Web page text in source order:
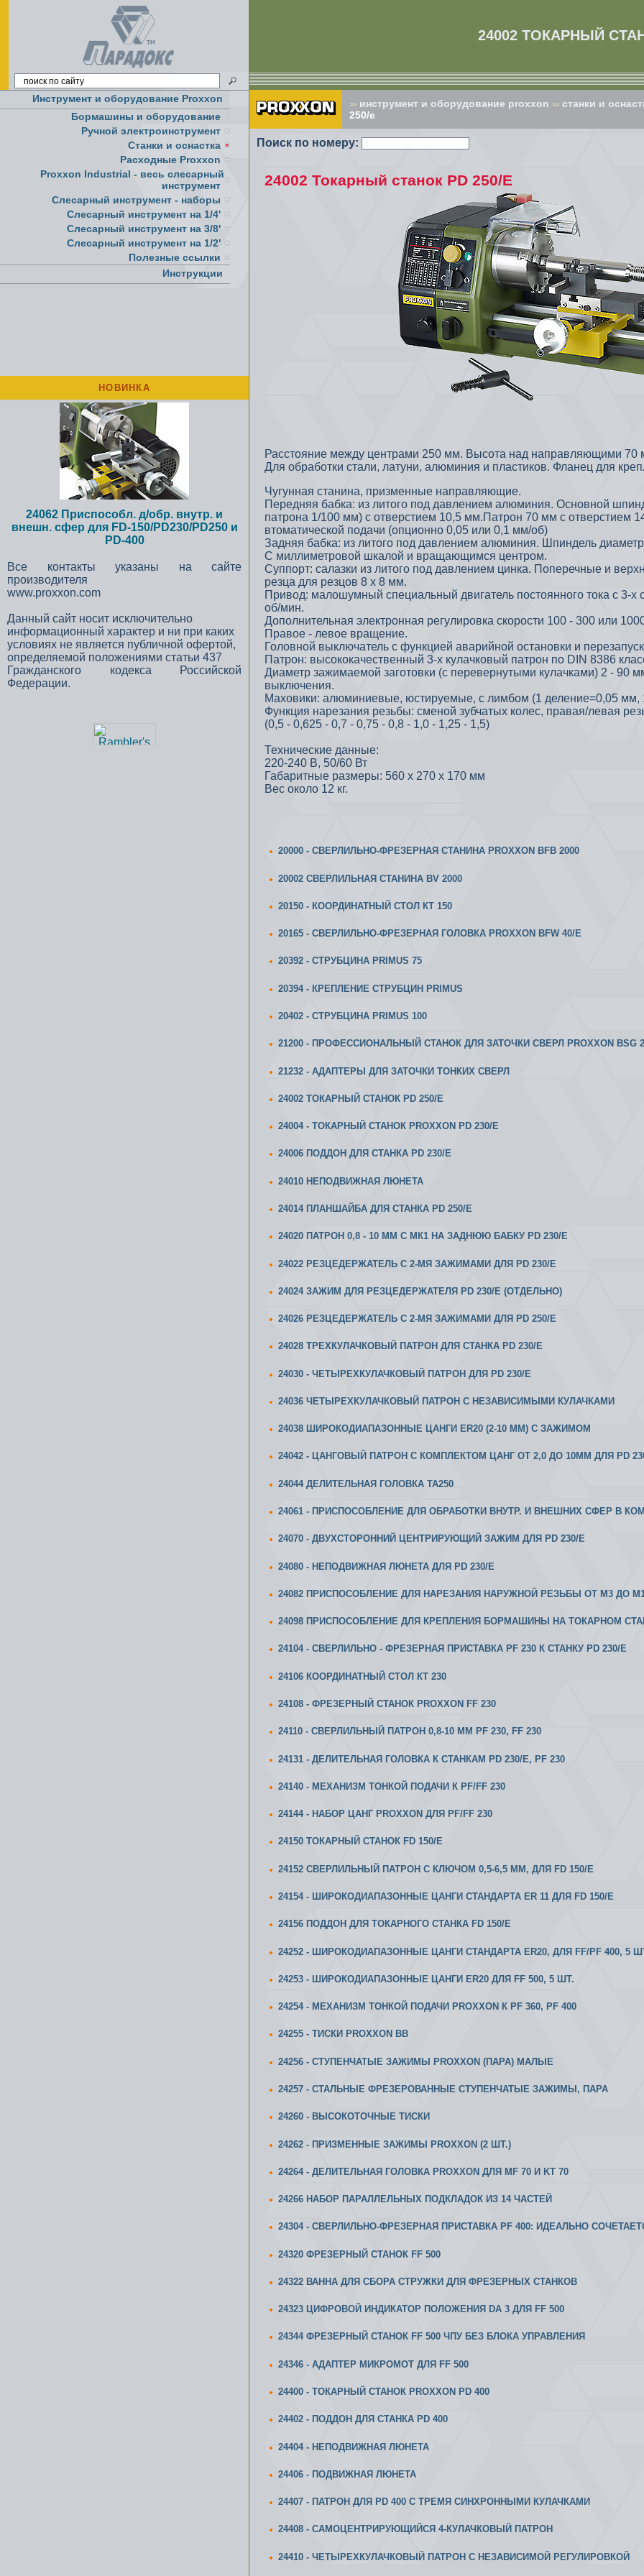
24002 ТОКАРНЫЙ
Инструмент и оборудование Proxxon
Бормашины и оборудование
Ручной электроинструмент
Cтанки и оснастка
Расходные Proxxon
Proxxon Industrial - весь слесарный
инструмент
Слесарный инструмент - наборы
Слесарный инструмент на 1/4'
Слесарный инструмент на 3/8'
Слесарный инструмент на 1/2'
Полезные ссылки
Инструкции
НОВИНКА
24062 Приспособл. д/обр. внутр. и
внешн. сфер для FD-150/PD230/PD250 и
PD-400
Все контакты указаны на сайте
производителя
www.proxxon.com
Данный сайт носит исключительно
информационный характер и ни при каких
условиях не является публичной офертой,
определяемой положениями статьи 437
Гражданского кодекса Российской
Федерации.
>> инструмент и оборудование proxxon >> cтанки и
250/e
Поиск по номеру:
24002 Токарный станок PD 250/E
Расстояние между центрами 250 мм. Высота над направляющими 70
Для обработки стали, латуни, алюминия и пластиков. Фланец для
Чугунная станина, призменные направляющие.
Передняя бабка: из литого под давлением алюминия. Основной
патрона 1/100 мм) с отверстием 10,5 мм.Патрон 70 мм с отверстием
втоматической подачи (опционно 0,05 или 0,1 мм/об)
Задняя бабка: из литого под давлением алюминия. Шпиндель
С миллиметровой шкалой и вращающимся центром.
Суппорт: салазки из литого под давлением цинка. Поперечные и
резца для резцов 8 х 8 мм.
Привод: малошумный специальный двигатель постоянного тока с 3-
об/мин.
Дополнительная электронная регулировка скорости 100 - 300 или
Правое - левое вращение.
Головной выключатель с функцией аварийной остановки и
Патрон: высококачественный 3-х кулачковый патрон по DIN 8386
Диаметр зажимаемой заготовки (с перевернутыми кулачками) 2 - 90
выключения.
Маховики: алюминиевые, юстируемые, с лимбом (1 деление=0,05 мм,
Функция нарезания резьбы: сменой зубчатых колес, правая/левая
(0,5 - 0,625 - 0,7 - 0,75 - 0,8 - 1,0 - 1,25 - 1,5)
Технические данные:
220-240 В, 50/60 Вт
Габаритные размеры: 560 х 270 х 170 мм
Вес около 12 кг.
20000 - СВЕРЛИЛЬНО-ФРЕЗЕРНАЯ СТАНИНА PROXXON BFB 2000
20002 СВЕРЛИЛЬНАЯ СТАНИНА BV 2000
20150 - КООРДИНАТНЫЙ СТОЛ КТ 150
20165 - СВЕРЛИЛЬНО-ФРЕЗЕРНАЯ ГОЛОВКА PROXXON BFW 40/Е
20392 - СТРУБЦИНА PRIMUS 75
20394 - КРЕПЛЕНИЕ СТРУБЦИН PRIMUS
20402 - СТРУБЦИНА PRIMUS 100
21200 - ПРОФЕССИОНАЛЬНЫЙ СТАНОК ДЛЯ ЗАТОЧКИ СВЕРЛ PROXXON BSG
21232 - АДАПТЕРЫ ДЛЯ ЗАТОЧКИ ТОНКИХ СВЕРЛ
24002 ТОКАРНЫЙ СТАНОК PD 250/E
24004 - ТОКАРНЫЙ СТАНОК PROXXON PD 230/Е
24006 ПОДДОН ДЛЯ СТАНКА PD 230/E
24010 НЕПОДВИЖНАЯ ЛЮНЕТА
24014 ПЛАНШАЙБА ДЛЯ СТАНКА PD 250/E
24020 ПАТРОН 0,8 - 10 ММ С МК1 НА ЗАДНЮЮ БАБКУ PD 230/E
24022 РЕЗЦЕДЕРЖАТЕЛЬ С 2-МЯ ЗАЖИМАМИ ДЛЯ PD 230/E
24024 ЗАЖИМ ДЛЯ РЕЗЦЕДЕРЖАТЕЛЯ PD 230/E (ОТДЕЛЬНО)
24026 РЕЗЦЕДЕРЖАТЕЛЬ С 2-МЯ ЗАЖИМАМИ ДЛЯ PD 250/E
24028 ТРЕХКУЛАЧКОВЫЙ ПАТРОН ДЛЯ СТАНКА PD 230/E
24030 - ЧЕТЫРЕХКУЛАЧКОВЫЙ ПАТРОН ДЛЯ PD 230/E
24036 ЧЕТЫРЕХКУЛАЧКОВЫЙ ПАТРОН С НЕЗАВИСИМЫМИ КУЛАЧКАМИ
24038 ШИРОКОДИАПАЗОННЫЕ ЦАНГИ ER20 (2-10 ММ) С ЗАЖИМОМ
24042 - ЦАНГОВЫЙ ПАТРОН С КОМПЛЕКТОМ ЦАНГ ОТ 2,0 ДО 10ММ ДЛЯ PD
24044 ДЕЛИТЕЛЬНАЯ ГОЛОВКА ТА250
24061 - ПРИСПОСОБЛЕНИЕ ДЛЯ ОБРАБОТКИ ВНУТР. И ВНЕШНИХ СФЕР В
24070 - ДВУХСТОРОННИЙ ЦЕНТРИРУЮЩИЙ ЗАЖИМ ДЛЯ PD 230/E
24080 - НЕПОДВИЖНАЯ ЛЮНЕТА ДЛЯ PD 230/E
24082 ПРИСПОСОБЛЕНИЕ ДЛЯ НАРЕЗАНИЯ НАРУЖНОЙ РЕЗЬБЫ ОТ М3 ДО М10
24098 ПРИСПОСОБЛЕНИЕ ДЛЯ КРЕПЛЕНИЯ БОРМАШИНЫ НА ТОКАРНОМ
24104 - СВЕРЛИЛЬНО - ФРЕЗЕРНАЯ ПРИСТАВКА PF 230 К СТАНКУ PD 230/E
24106 КООРДИНАТНЫЙ СТОЛ КТ 230
24108 - ФРЕЗЕРНЫЙ СТАНОК PROXXON FF 230
24110 - СВЕРЛИЛЬНЫЙ ПАТРОН 0,8-10 ММ PF 230, FF 230
24131 - ДЕЛИТЕЛЬНАЯ ГОЛОВКА К СТАНКАМ PD 230/E, PF 230
24140 - МЕХАНИЗМ ТОНКОЙ ПОДАЧИ К РF/FF 230
24144 - НАБОР ЦАНГ PROXXON ДЛЯ PF/FF 230
24150 ТОКАРНЫЙ СТАНОК FD 150/E
24152 СВЕРЛИЛЬНЫЙ ПАТРОН С КЛЮЧОМ 0,5-6,5 ММ, ДЛЯ FD 150/E
24154 - ШИРОКОДИАПАЗОННЫЕ ЦАНГИ СТАНДАРТА ER 11 ДЛЯ FD 150/E
24156 ПОДДОН ДЛЯ ТОКАРНОГО СТАНКА FD 150/E
24252 - ШИРОКОДИАПАЗОННЫЕ ЦАНГИ СТАНДАРТА ER20, ДЛЯ FF/PF 400, 5
24253 - ШИРОКОДИАПАЗОННЫЕ ЦАНГИ ER20 ДЛЯ FF 500, 5 ШТ.
24254 - МЕХАНИЗМ ТОНКОЙ ПОДАЧИ PROXXON К РF 360, PF 400
24255 - ТИСКИ PROXXON ВВ
24256 - СТУПЕНЧАТЫЕ ЗАЖИМЫ PROXXON (ПАРА) МАЛЫЕ
24257 - СТАЛЬНЫЕ ФРЕЗЕРОВАННЫЕ СТУПЕНЧАТЫЕ ЗАЖИМЫ, ПАРА
24260 - ВЫСОКОТОЧНЫЕ ТИСКИ
24262 - ПРИЗМЕННЫЕ ЗАЖИМЫ PROXXON (2 ШТ.)
24264 - ДЕЛИТЕЛЬНАЯ ГОЛОВКА PROXXON ДЛЯ MF 70 И KT 70
24266 НАБОР ПАРАЛЛЕЛЬНЫХ ПОДКЛАДОК ИЗ 14 ЧАСТЕЙ
24304 - СВЕРЛИЛЬНО-ФРЕЗЕРНАЯ ПРИСТАВКА PF 400: ИДЕАЛЬНО
24320 ФРЕЗЕРНЫЙ СТАНОК FF 500
24322 ВАННА ДЛЯ СБОРА СТРУЖКИ ДЛЯ ФРЕЗЕРНЫХ СТАНКОВ
24323 ЦИФРОВОЙ ИНДИКАТОР ПОЛОЖЕНИЯ DA 3 ДЛЯ FF 500
24344 ФРЕЗЕРНЫЙ СТАНОК FF 500 ЧПУ БЕЗ БЛОКА УПРАВЛЕНИЯ
24346 - АДАПТЕР МИКРОМОТ ДЛЯ FF 500
24400 - ТОКАРНЫЙ СТАНОК PROXXON PD 400
24402 - ПОДДОН ДЛЯ СТАНКА PD 400
24404 - НЕПОДВИЖНАЯ ЛЮНЕТА
24406 - ПОДВИЖНАЯ ЛЮНЕТА
24407 - ПАТРОН ДЛЯ PD 400 С ТРЕМЯ СИНХРОННЫМИ КУЛАЧКАМИ
24408 - САМОЦЕНТРИРУЮЩИЙСЯ 4-КУЛАЧКОВЫЙ ПАТРОН
24410 - ЧЕТЫРЕХКУЛАЧКОВЫЙ ПАТРОН С НЕЗАВИСИМОЙ РЕГУЛИРОВКОЙ